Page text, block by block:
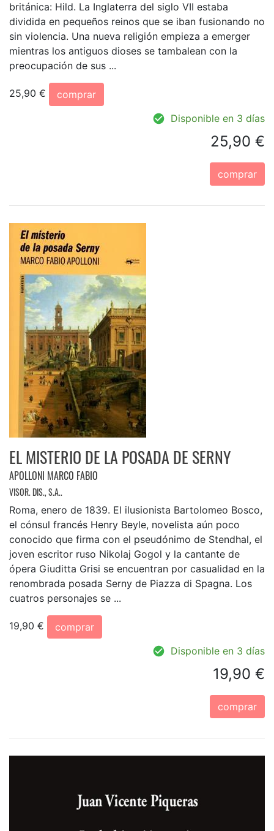
británica: Hild. La Inglaterra del siglo VII estaba
dividida en pequeños reinos que se iban fusionando no
sin violencia. Una nueva religión empieza a emerger
mientras los antiguos dioses se tambalean con la
preocupación de sus ...
25,90 €
comprar
Disponible en 3 días
25,90 €
comprar
EL MISTERIO DE LA POSADA DE SERNY
APOLLONI MARCO FABIO
VISOR. DIS., S.A..
Roma, enero de 1839. El ilusionista Bartolomeo Bosco,
el cónsul francés Henry Beyle, novelista aún poco
conocido que firma con el pseudónimo de Stendhal, el
joven escritor ruso Nikolaj Gogol y la cantante de
ópera Giuditta Grisi se encuentran por casualidad en la
renombrada posada Serny de Piazza di Spagna. Los
cuatros personajes se ...
19,90 €
comprar
Disponible en 3 días
19,90 €
comprar